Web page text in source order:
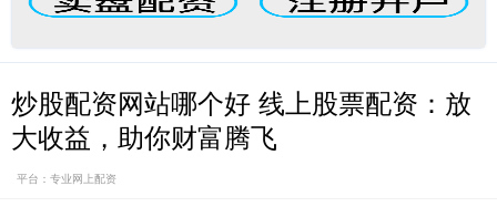
炒股配资网站哪个好 线上股票配资：放
大收益，助你财富腾飞
平台：专业网上配资